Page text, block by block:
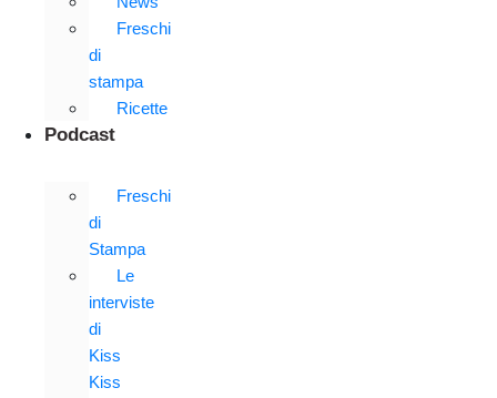
Freschi
di
stampa
Ricette
Podcast
Freschi
di
Stampa
Le
interviste
di
Kiss
Kiss